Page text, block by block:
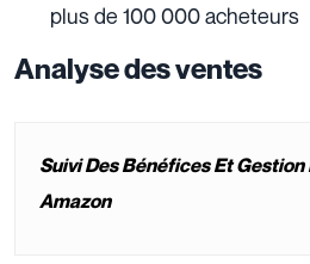
plus de 100 000 acheteurs
Analyse des ventes
Suivi Des Bénéfices Et Gestion
Amazon